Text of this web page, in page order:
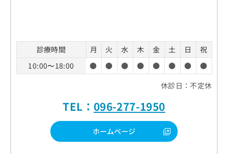
診療時間 月 火 水 木 金 土 日
祝
10:00〜18:00
● ● ● ● ● ● ●
●
休診日：不定休
TEL： 096-277-1950
ホームページ